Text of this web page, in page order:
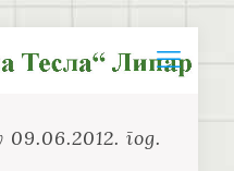
год.